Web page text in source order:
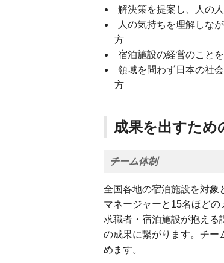
解決策を提案し、人の
人の気持ちを理解しな
方
宿泊施設の経営のこと
領域を問わず日本の社
方
成果を出すため
チーム体制
全国各地の宿泊施設を対象
マネージャーと15名ほどの
求職者・宿泊施設が抱える
の成果に繋がります。チー
めます。